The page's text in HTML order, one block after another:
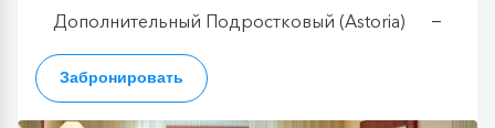
Дополнительный Подростковый (Astoria) —
Забронировать